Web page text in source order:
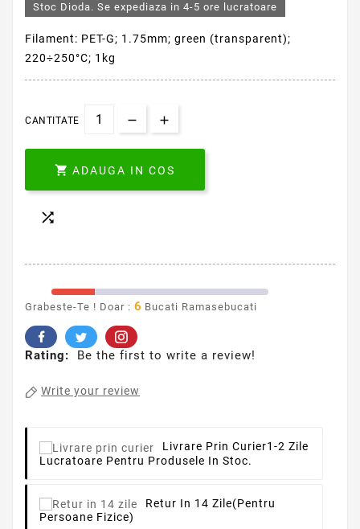
Stoc Dioda. Se expediaza in 4-5 ore lucratoare
Filament: PET-G; 1.75mm; green (transparent);
220÷250°C; 1kg
CANTITATE
 ADAUGA IN COS

Grabeste-Te ! Doar : 6 Bucati Ramasebucati
Rating: Be the first to write a review!
Write your review
Livrare Prin Curier1-2 Zile
Lucratoare Pentru Produsele In Stoc.
Retur In 14 Zile(pentru
Persoane Fizice)